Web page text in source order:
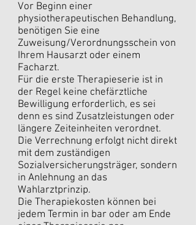
Vor Beginn einer
physiotherapeutischen Behandlung,
benötigen Sie eine
Zuweisung/Verordnungsschein von
Ihrem Hausarzt oder einem
Facharzt.
Für die erste Therapieserie ist in
der Regel keine chefärztliche
Bewilligung erforderlich, es sei
denn es sind Zusatzleistungen oder
längere Zeiteinheiten verordnet.
Die Verrechnung erfolgt nicht direkt
mit dem zuständigen
Sozialversicherungsträger, sondern
in Anlehnung an das
Wahlarztprinzip.
Die Therapiekosten können bei
jedem Termin in bar oder am Ende